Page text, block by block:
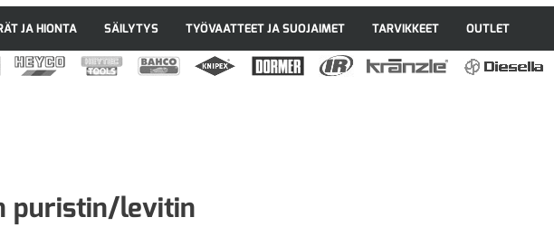
JA HIONTA SÄILYTYS TYÖVAATTEET JA SUOJAIMET TARVIKKEET OUTLET
puristin/levitin